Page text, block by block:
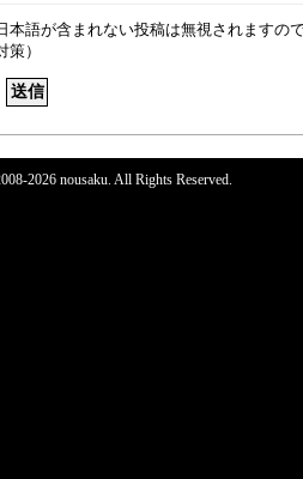
本語が含まれない投稿は無視されますの
策）
2026 nousaku. All Rights Reserved.